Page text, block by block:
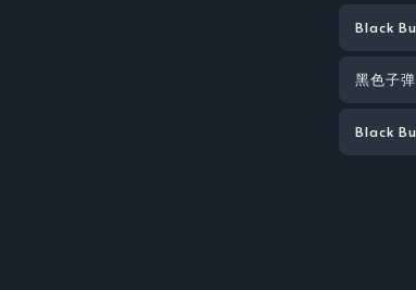
Black
黑色子弹
Black